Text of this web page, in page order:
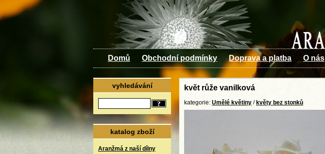
Domů Obchodní podmínky Doprava a platba O nás
vyhledávání
katalog zboží
Aranžmá z naší dílny
květ růže vanilková
kategorie: Umělé květiny / květy bez stonků